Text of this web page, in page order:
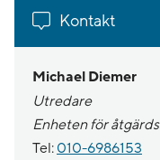
Kontakt
Michael Diemer
Utredare
Enheten för
Tel: 010-6986153